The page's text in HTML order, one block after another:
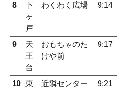
8
下
ヶ
戸
わくわく広場 9:14
9
天
王
台
おもちゃのた
けや前
9:17
10 東
近隣センター
9:21